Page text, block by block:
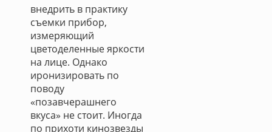
внедрить в практику
съемки прибор,
измеряющий
цветоделенные яркости
на лице. Однако
иронизировать по
поводу
«позавчерашнего
вкуса» не стоит. Иногда
по прихоти кинозвезды